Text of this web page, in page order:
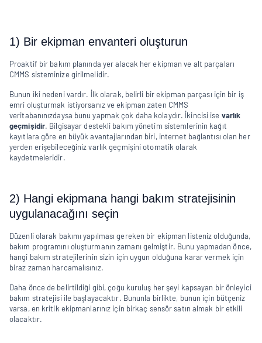
1) Bir ekipman envanteri oluşturun
Proaktif bir bakım planında yer alacak her ekipman ve alt parçaları
CMMS sisteminize girilmelidir.
Bunun iki nedeni vardır. İlk olarak, belirli bir ekipman parçası için bir iş
emri oluşturmak istiyorsanız ve ekipman zaten CMMS
veritabanınızdaysa bunu yapmak çok daha kolaydır. İkincisi ise varlık
geçmişidir. Bilgisayar destekli bakım yönetim sistemlerinin kağıt
kayıtlara göre en büyük avantajlarından biri, internet bağlantısı olan her
yerden erişebileceğiniz varlık geçmişini otomatik olarak
kaydetmeleridir.
2) Hangi ekipmana hangi bakım stratejisinin
uygulanacağını seçin
Düzenli olarak bakımı yapılması gereken bir ekipman listeniz olduğunda,
bakım programını oluşturmanın zamanı gelmiştir. Bunu yapmadan önce,
hangi bakım stratejilerinin sizin için uygun olduğuna karar vermek için
biraz zaman harcamalısınız.
Daha önce de belirtildiği gibi, çoğu kuruluş her şeyi kapsayan bir önleyici
bakım stratejisi ile başlayacaktır. Bununla birlikte, bunun için bütçeniz
varsa, en kritik ekipmanlarınız için birkaç sensör satın almak bir etkili
olacaktır.